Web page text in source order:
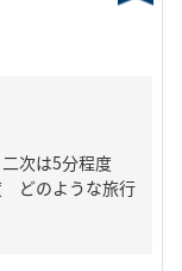
二次は5分程度
どのような旅行